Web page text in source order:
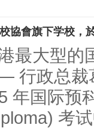
協會旗下学校，
大型的
行政总裁
年国际预